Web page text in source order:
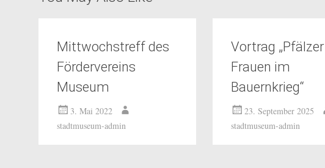
Mittwochstreff des
Fördervereins
Museum
3. Mai 2022
stadtmuseum-admin
Vortrag „Pfälzer
Frauen im
Bauernkrieg“
23. September 2025
stadtmuseum-admin